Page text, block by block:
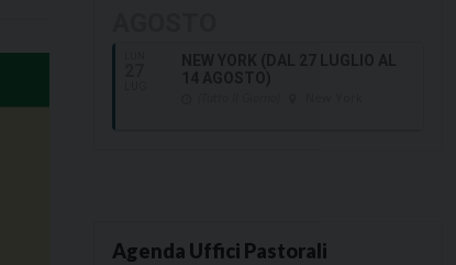
Agenda Uffici Pastorali